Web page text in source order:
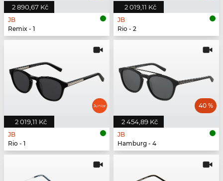
2 890,67 Kč
JB
Remix - 1
2 019,11 Kč
JB
Rio - 2
2 019,11 Kč
JB
Rio - 1
2 454,89 Kč
40 %
JB
Hamburg - 4